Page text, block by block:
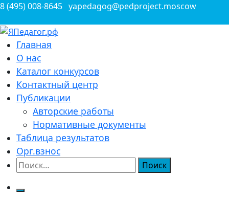
Перейти
содержимому
8 (495) 008-8645 yapedagog@pedproject.moscow
ЯПедагог.рф
Всероссийские конкурсы для педагогов
Главная
О нас
Каталог конкурсов
Контактный центр
Публикации
Авторские работы
Нормативные документы
Таблица результатов
Орг.взнос
Найти: